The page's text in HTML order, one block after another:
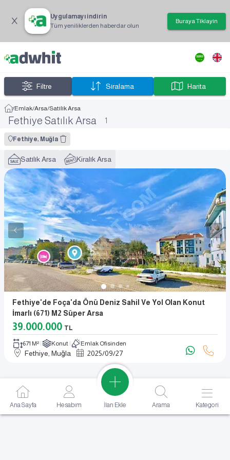
Uygulamayı indirin
Tüm yeniliklerden haberdar olun
Buraya Tıklayın
Filtre Sıralama Harita
/Emlak/Arsa/Satılık Arsa
Fethiye Satılık Arsa 1
Fethiye, Muğla
Satılık Arsa Kiralık Arsa
Fethiye'de Foça'da Önü Deniz Sahil Ve Yol Olan Konut
İmarlı (671) M2 Süper Arsa
39.000.000 TL
671 M² Konut Emlak Ofisinden
Fethiye, Muğla 2025/09/27
Ana Sayfa Hesabım İlan Ekle Arama Kategori